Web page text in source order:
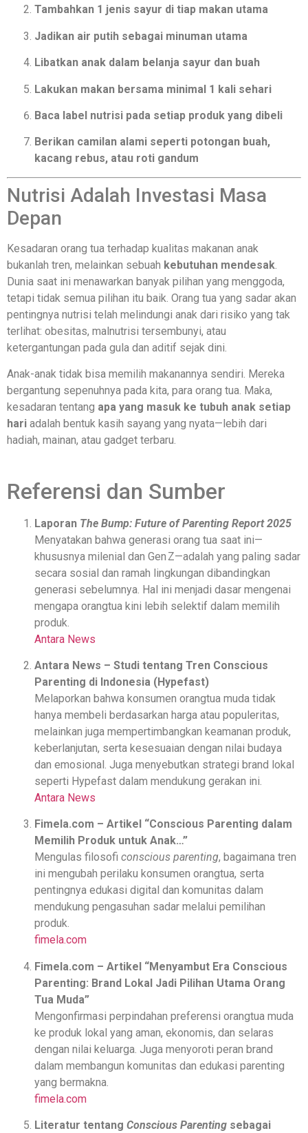
Tambahkan 1 jenis sayur di tiap makan utama
Jadikan air putih sebagai minuman utama
Libatkan anak dalam belanja sayur dan buah
Lakukan makan bersama minimal 1 kali sehari
Baca label nutrisi pada setiap produk yang dibeli
Berikan camilan alami seperti potongan buah,
kacang rebus, atau roti gandum
Nutrisi Adalah Investasi Masa
Depan
Kesadaran orang tua terhadap kualitas makanan anak
bukanlah tren, melainkan sebuah kebutuhan mendesak.
Dunia saat ini menawarkan banyak pilihan yang menggoda,
tetapi tidak semua pilihan itu baik. Orang tua yang sadar akan
pentingnya nutrisi telah melindungi anak dari risiko yang tak
terlihat: obesitas, malnutrisi tersembunyi, atau
ketergantungan pada gula dan aditif sejak dini.
Anak-anak tidak bisa memilih makanannya sendiri. Mereka
bergantung sepenuhnya pada kita, para orang tua. Maka,
kesadaran tentang apa yang masuk ke tubuh anak setiap
hari adalah bentuk kasih sayang yang nyata—lebih dari
hadiah, mainan, atau gadget terbaru.
Referensi dan Sumber
Laporan The Bump: Future of Parenting Report 2025
Menyatakan bahwa generasi orang tua saat ini—
khususnya milenial dan Gen Z—adalah yang paling sadar
secara sosial dan ramah lingkungan dibandingkan
generasi sebelumnya. Hal ini menjadi dasar mengenai
mengapa orangtua kini lebih selektif dalam memilih
produk.
Antara News
Antara News – Studi tentang Tren Conscious
Parenting di Indonesia (Hypefast)
Melaporkan bahwa konsumen orangtua muda tidak
hanya membeli berdasarkan harga atau populeritas,
melainkan juga mempertimbangkan keamanan produk,
keberlanjutan, serta kesesuaian dengan nilai budaya
dan emosional. Juga menyebutkan strategi brand lokal
seperti Hypefast dalam mendukung gerakan ini.
Antara News
Fimela.com – Artikel “Conscious Parenting dalam
Memilih Produk untuk Anak…”
Mengulas filosofi conscious parenting, bagaimana tren
ini mengubah perilaku konsumen orangtua, serta
pentingnya edukasi digital dan komunitas dalam
mendukung pengasuhan sadar melalui pemilihan
produk.
fimela.com
Fimela.com – Artikel “Menyambut Era Conscious
Parenting: Brand Lokal Jadi Pilihan Utama Orang
Tua Muda”
Mengonfirmasi perpindahan preferensi orangtua muda
ke produk lokal yang aman, ekonomis, dan selaras
dengan nilai keluarga. Juga menyoroti peran brand
dalam membangun komunitas dan edukasi parenting
yang bermakna.
fimela.com
Literatur tentang Conscious Parenting sebagai